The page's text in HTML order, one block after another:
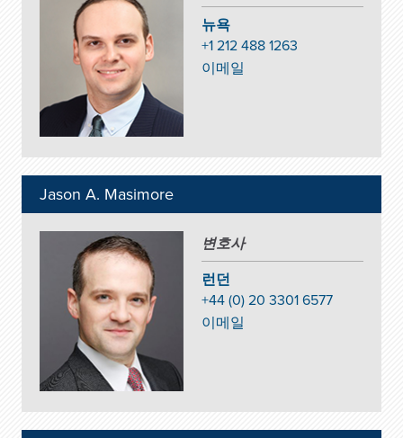
뉴욕
+1 212 488 1263
이메일
Jason A. Masimore
변호사
런던
+44 (0) 20 3301 6577
이메일